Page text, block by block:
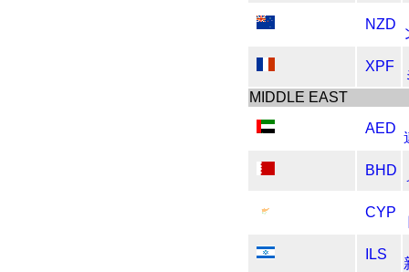
NZD
XPF
MIDDLE EAST
AED
BHD
CYP
ILS